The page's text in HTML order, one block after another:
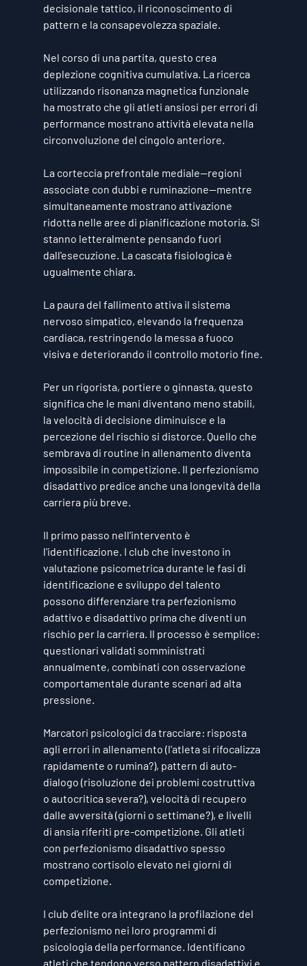
decisionale tattico, il riconoscimento di
pattern e la consapevolezza spaziale.
Nel corso di una partita, questo crea
deplezione cognitiva cumulativa. La ricerca
utilizzando risonanza magnetica funzionale
ha mostrato che gli atleti ansiosi per errori di
performance mostrano attività elevata nella
circonvoluzione del cingolo anteriore.
La corteccia prefrontale mediale—regioni
associate con dubbi e ruminazione—mentre
simultaneamente mostrano attivazione
ridotta nelle aree di pianificazione motoria. Si
stanno letteralmente pensando fuori
dall'esecuzione. La cascata fisiologica è
ugualmente chiara.
La paura del fallimento attiva il sistema
nervoso simpatico, elevando la frequenza
cardiaca, restringendo la messa a fuoco
visiva e deteriorando il controllo motorio fine.
Per un rigorista, portiere o ginnasta, questo
significa che le mani diventano meno stabili,
la velocità di decisione diminuisce e la
percezione del rischio si distorce. Quello che
sembrava di routine in allenamento diventa
impossibile in competizione. Il perfezionismo
disadattivo predice anche una longevità della
carriera più breve.
Il primo passo nell'intervento è
l'identificazione. I club che investono in
valutazione psicometrica durante le fasi di
identificazione e sviluppo del talento
possono differenziare tra perfezionismo
adattivo e disadattivo prima che diventi un
rischio per la carriera. Il processo è semplice:
questionari validati somministrati
annualmente, combinati con osservazione
comportamentale durante scenari ad alta
pressione.
Marcatori psicologici da tracciare: risposta
agli errori in allenamento (l'atleta si rifocalizza
rapidamente o rumina?), pattern di auto-
dialogo (risoluzione dei problemi costruttiva
o autocritica severa?), velocità di recupero
dalle avversità (giorni o settimane?), e livelli
di ansia riferiti pre-competizione. Gli atleti
con perfezionismo disadattivo spesso
mostrano cortisolo elevato nei giorni di
competizione.
I club d'elite ora integrano la profilazione del
perfezionismo nei loro programmi di
psicologia della performance. Identificano
atleti che tendono verso pattern disadattivi e